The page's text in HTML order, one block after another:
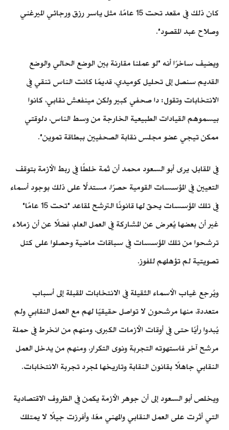
كان ذلك في مقعد تحت 15 عامًا، مثل ياسر رزق ورجائي الميرغني
وصلاح عبد المقصود".
ويضيف ساخرًا أنه "لو عملنا مقارنة بين الوضع الحالي والوضع
القديم سنصل إلى تحليل كوميدي، قديمًا كانت الناس تنقي في
الانتخابات وتقول: دا صحفي كبير ولكن مينفعش نقابي، كانوا
بيسموهم القيادات الطبيعية الخارجة من وسط الناس، دلوقتي
ممكن تيجي عضو مجلس نقابة الصحفيين ببطاقة تموين".
في المقابل، يرى أبو السعود محمد أن ثمة خلطًا في ربط الأزمة بتوقف
التعيين في المؤسسات القومية حصرًا، مستدلًا على ذلك بوجود أسماء
في تلك المؤسسات يحق لها قانونًا الترشح لمقاعد "تحت 15 عامًا"
غير أن بعضها يُعرض عن المشاركة في العمل العام، فضلًا عن أن زملاء
ترشحوا من تلك المؤسسات في سباقات ماضية وحصلوا على كتل
تصويتية لم تؤهلهم للفوز.
ويُرجع غياب الأسماء الثقيلة في الانتخابات المقبلة إلى أسباب
متعددة، منها مرشحون لا تواصل حقيقيًا لهم مع العمل النقابي ولم
يُبدوا رأيًا حتى في أوقات الأزمات الكبرى، ومنهم من انخرط في حملة
مرشح آخر فاستهوته التجربة ونوى التكرار، ومنهم من يدخل العمل
النقابي جاهلًا بقانون النقابة وتاريخها لمجرد تجربة الانتخابات.
ويخلص أبو السعود إلى أن جوهر الأزمة يكمن في الظروف الاقتصادية
التي أثرت على العمل النقابي والمهني معًا، وأفرزت جيلًا لا يمتلك